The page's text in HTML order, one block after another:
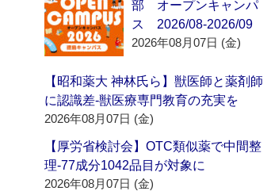
部 オープンキャンパ
ス 2026/08-2026/09
2026年08月07日 (金)
【昭和薬大 神林氏ら】獣医師と薬剤師
に認識差‐獣医療専門教育の充実を
2026年08月07日 (金)
【厚労省検討会】OTC類似薬で中間整
理‐77成分1042品目が対象に
2026年08月07日 (金)